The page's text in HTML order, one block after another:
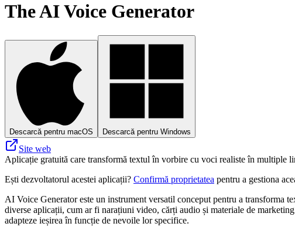
The AI Voice Generator
Descarcă pentru macOS Descarcă pentru Windows
Site web
Aplicație gratuită care transformă textul în vorbire cu voci realiste în multiple
Ești dezvoltatorul acestei aplicații? Confirmă proprietatea pentru a gestiona
AI Voice Generator este un instrument versatil conceput pentru a transforma
diverse aplicații, cum ar fi narațiuni video, cărți audio și materiale de
adapteze ieșirea în funcție de nevoile lor specifice.